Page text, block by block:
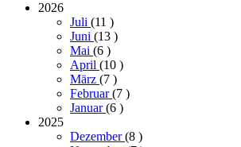
2026
Juli (11 )
Juni (13 )
Mai (6 )
April (10 )
März (7 )
Februar(7 )
Januar(6 )
2025
Dezember(8 )